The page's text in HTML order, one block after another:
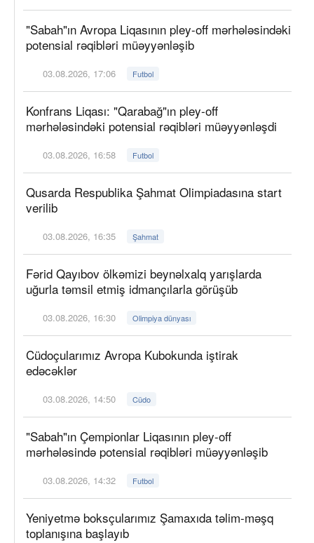
"Sabah"ın Avropa Liqasının pley-off mərhələsindəki
potensial rəqibləri müəyyənləşib
03.08.2026, 17:06 Futbol
Konfrans Liqası: "Qarabağ"ın pley-off
mərhələsindəki potensial rəqibləri müəyyənləşdi
03.08.2026, 16:58 Futbol
Qusarda Respublika Şahmat Olimpiadasına start
verilib
03.08.2026, 16:35 Şahmat
Fərid Qayıbov ölkəmizi beynəlxalq yarışlarda
uğurla təmsil etmiş idmançılarla görüşüb
03.08.2026, 16:30 Olimpiya dünyası
Cüdoçularımız Avropa Kubokunda iştirak
edəcəklər
03.08.2026, 14:50 Cüdo
"Sabah"ın Çempionlar Liqasının pley-off
mərhələsində potensial rəqibləri müəyyənləşib
03.08.2026, 14:32 Futbol
Yeniyetmə boksçularımız Şamaxıda təlim-məşq
toplanışına başlayıb